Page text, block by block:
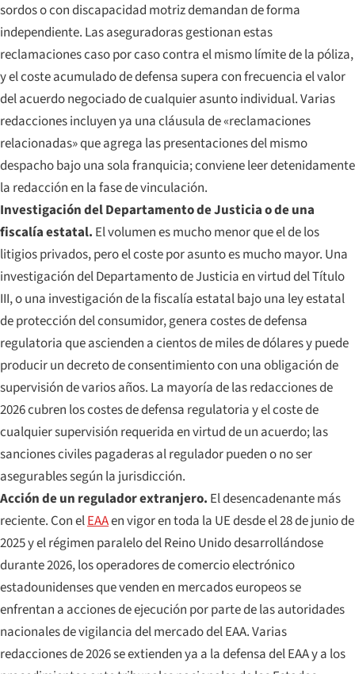
sordos o con discapacidad motriz demandan de forma
independiente. Las aseguradoras gestionan estas
reclamaciones caso por caso contra el mismo límite de la póliza,
y el coste acumulado de defensa supera con frecuencia el valor
del acuerdo negociado de cualquier asunto individual. Varias
redacciones incluyen ya una cláusula de «reclamaciones
relacionadas» que agrega las presentaciones del mismo
despacho bajo una sola franquicia; conviene leer detenidamente
la redacción en la fase de vinculación.
Investigación del Departamento de Justicia o de una
fiscalía estatal. El volumen es mucho menor que el de los
litigios privados, pero el coste por asunto es mucho mayor. Una
investigación del Departamento de Justicia en virtud del Título
III, o una investigación de la fiscalía estatal bajo una ley estatal
de protección del consumidor, genera costes de defensa
regulatoria que ascienden a cientos de miles de dólares y puede
producir un decreto de consentimiento con una obligación de
supervisión de varios años. La mayoría de las redacciones de
2026 cubren los costes de defensa regulatoria y el coste de
cualquier supervisión requerida en virtud de un acuerdo; las
sanciones civiles pagaderas al regulador pueden o no ser
asegurables según la jurisdicción.
Acción de un regulador extranjero. El desencadenante más
reciente. Con elEAAen vigor en toda la UE desde el 28 de junio de
2025 y el régimen paralelo del Reino Unido desarrollándose
durante 2026, los operadores de comercio electrónico
estadounidenses que venden en mercados europeos se
enfrentan a acciones de ejecución por parte de las autoridades
nacionales de vigilancia del mercado del EAA. Varias
redacciones de 2026 se extienden ya a la defensa del EAA y a los